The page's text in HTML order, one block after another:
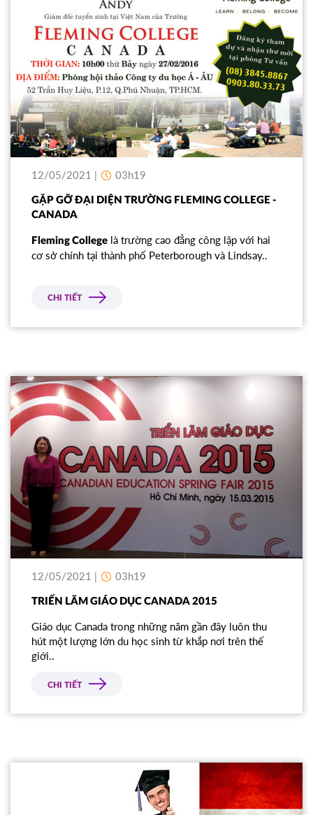
12/05/2021 | 03h19
GẶP GỠ ĐẠI DIỆN TRƯỜNG FLEMING COLLEGE -
CANADA
Fleming College là trường cao đẳng công lập với hai
cơ sở chính tại thành phố Peterborough và Lindsay..
CHI TIẾT
12/05/2021 | 03h19
TRIỂN LÃM GIÁO DỤC CANADA 2015
Giáo dục Canada trong những năm gần đây luôn thu
hút một lượng lớn du học sinh từ khắp nơi trên thế
giới..
CHI TIẾT